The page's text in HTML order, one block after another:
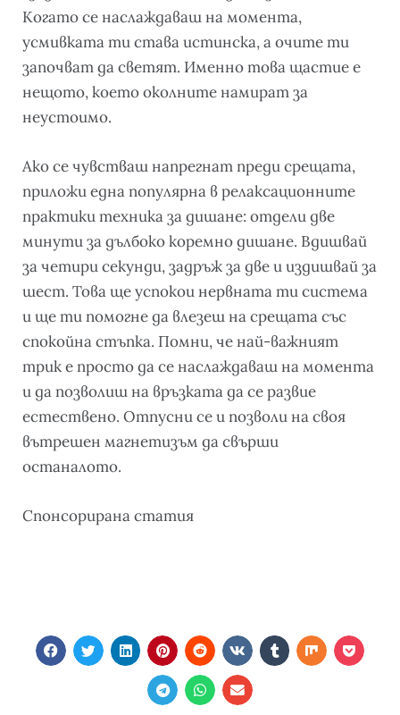
Когато се наслаждаваш на момента,
усмивката ти става истинска, а очите ти
започват да светят. Именно това щастие е
нещото, което околните намират за
неустоимо.
Ако се чувстваш напрегнат преди срещата,
приложи една популярна в релаксационните
практики техника за дишане: отдели две
минути за дълбоко коремно дишане. Вдишвай
за четири секунди, задръж за две и издишвай за
шест. Това ще успокои нервната ти система
и ще ти помогне да влезеш на срещата със
спокойна стъпка. Помни, че най-важният
трик е просто да се наслаждаваш на момента
и да позволиш на връзката да се развие
естествено. Отпусни се и позволи на своя
вътрешен магнетизъм да свърши
останалото.
Cпонсорирана статия